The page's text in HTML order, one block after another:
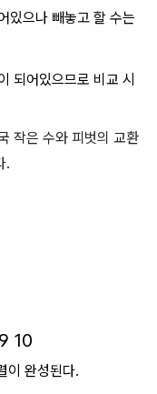
있으나 빼놓고 할 수는
되어있으므로 비교 시
작은 수와 피벗의 교환
.
10
이 완성된다.